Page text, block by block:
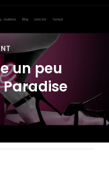
un peu